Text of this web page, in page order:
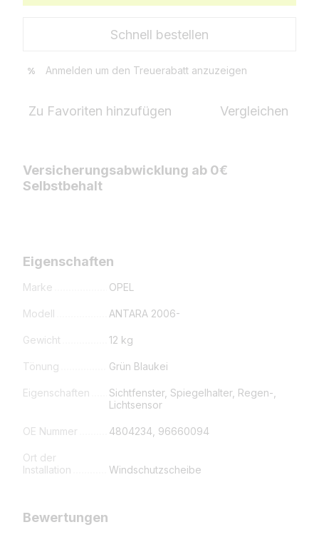
Schnell bestellen
% Anmelden um den Treuerabatt anzuzeigen
Zu Favoriten hinzufügen Vergleichen
Versicherungsabwicklung ab 0€
Selbstbehalt
Eigenschaften
Marke OPEL
Modell ANTARA 2006-
Gewicht 12 kg
Tönung Grün Blaukei
Eigenschaften
Sichtfenster, Spiegelhalter, Regen-,
Lichtsensor
OE Nummer 4804234, 96660094
Ort der
Installation
Windschutzscheibe
Bewertungen